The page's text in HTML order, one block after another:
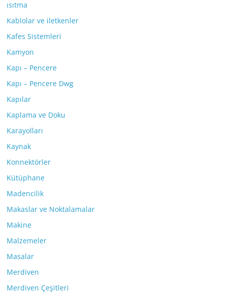
ısıtma
Kablolar ve iletkenler
Kafes Sistemleri
Kamyon
Kapı – Pencere
Kapı – Pencere Dwg
Kapılar
Kaplama ve Doku
Karayolları
Kaynak
Konnektörler
Kütüphane
Madencilik
Makaslar ve Noktalamalar
Makine
Malzemeler
Masalar
Merdiven
Merdiven Çeşitleri